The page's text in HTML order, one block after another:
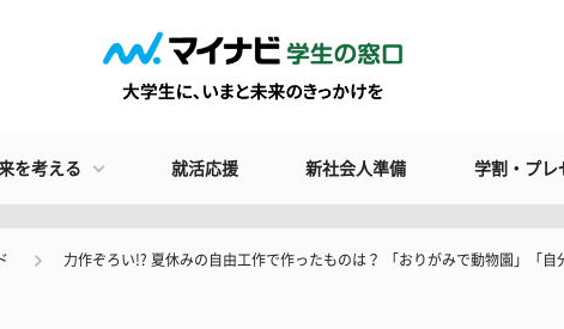
を考える 就活応援 新社会人準備 学割・プレ
力作ぞろい!? 夏休みの自由工作で作ったものは？ 「おりがみで動物園」「自